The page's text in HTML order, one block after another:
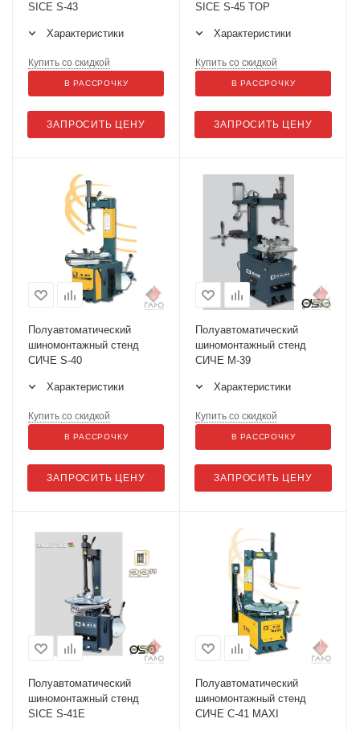
SICE S-43
Характеристики
ЗАПРОСИТЬ ЦЕНУ
Купить со скидкой
В РАССРОЧКУ
SICE S-45 TOP
Характеристики
ЗАПРОСИТЬ ЦЕНУ
Купить со скидкой
В РАССРОЧКУ
Полуавтоматический
шиномонтажный стенд
СИЧЕ S-40
Характеристики
ЗАПРОСИТЬ ЦЕНУ
Купить со скидкой
В РАССРОЧКУ
Полуавтоматический
шиномонтажный стенд
СИЧЕ М-39
Характеристики
ЗАПРОСИТЬ ЦЕНУ
Купить со скидкой
В РАССРОЧКУ
Полуавтоматический
шиномонтажный стенд
SICE S-41E
Полуавтоматический
шиномонтажный стенд
СИЧЕ С-41 MAXI